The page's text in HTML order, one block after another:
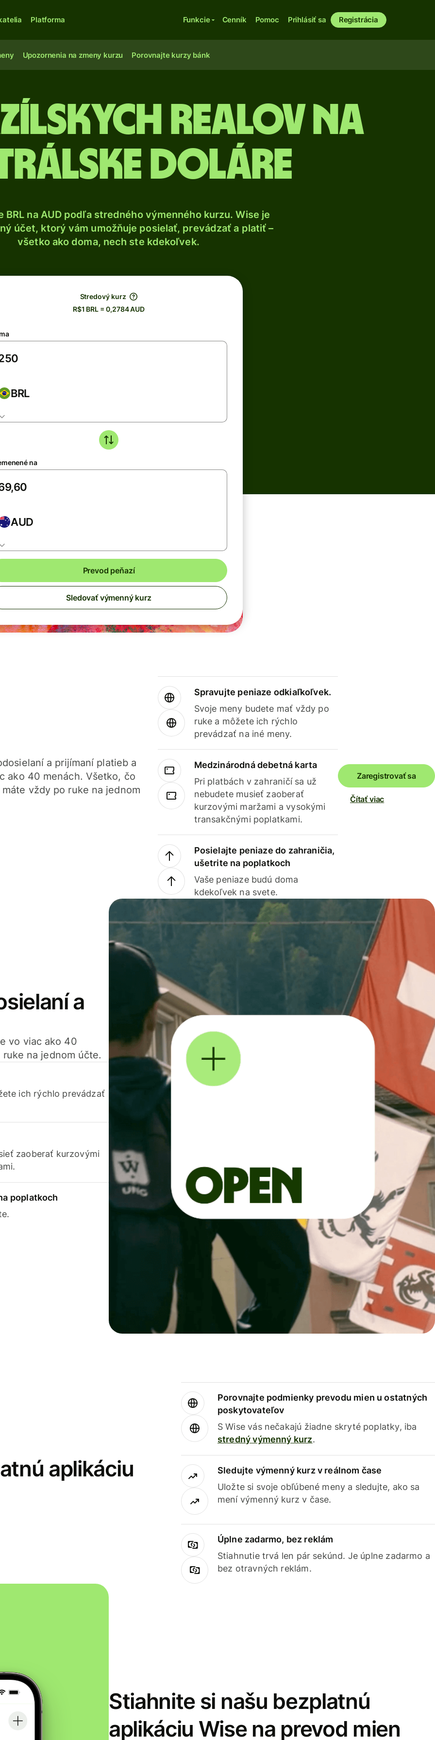
Platforma Funkcie Cenník Pomoc Prihlásiť sa Registrácia
Upozornenia na zmeny kurzu Porovnajte kurzy bánk
realov na
doláre
BRL na AUD podľa stredného výmenného kurzu. Wise je
účet, ktorý vám umožňuje posielať, prevádzať a platiť –
všetko ako doma, nech ste kdekoľvek.
Stredový kurz
R$1 BRL = 0,2784 AUD
BRL
na
AUD
Prevod peňazí
Sledovať výmenný kurz
a prijímaní platieb a
ako 40 menách. Všetko, čo
vždy po ruke na jednom
Spravujte peniaze odkiaľkoľvek.
Svoje meny budete mať vždy po
ruke a môžete ich rýchlo
prevádzať na iné meny.
Medzinárodná debetná karta
Pri platbách v zahraničí sa už
nebudete musieť zaoberať
kurzovými maržami a vysokými
transakčnými poplatkami.
Posielajte peniaze do zahraničia,
ušetrite na poplatkoch
Vaše peniaze budú doma
kdekoľvek na svete.
Zaregistrovať sa
Čítať viac
a
vo viac ako 40
na jednom účte.
ich rýchlo prevádzať
zaoberať kurzovými
poplatkoch
aplikáciu
Porovnajte podmienky prevodu mien u ostatných
poskytovateľov
S Wise vás nečakajú žiadne skryté poplatky, iba
stredný výmenný kurz.
Sledujte výmenný kurz v reálnom čase
Uložte si svoje obľúbené meny a sledujte, ako sa
mení výmenný kurz v čase.
Úplne zadarmo, bez reklám
Stiahnutie trvá len pár sekúnd. Je úplne zadarmo a
bez otravných reklám.
Stiahnite si našu bezplatnú
aplikáciu Wise na prevod mien